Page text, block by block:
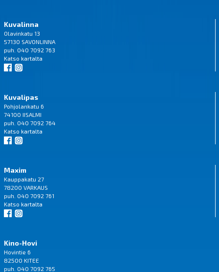
Kuvalinna
Olavinkatu 13
57130 SAVONLINNA
puh. 040 7092 763
Katso kartalta
Kuvalipas
Pohjolankatu 6
74100 IISALMI
puh. 040 7092 764
Katso kartalta
Maxim
Kauppakatu 27
78200 VARKAUS
puh. 040 7092 761
Katso kartalta
Kino-Hovi
Hovintie 6
82500 KITEE
puh. 040 7092 765